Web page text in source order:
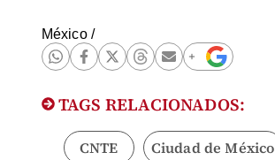
México/
TAGS RELACIONADOS:
CNTE Ciudad de México